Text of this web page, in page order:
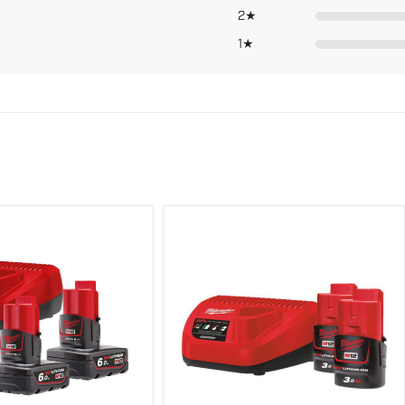
4058546326111
64,6 dB(A)
2★
1★